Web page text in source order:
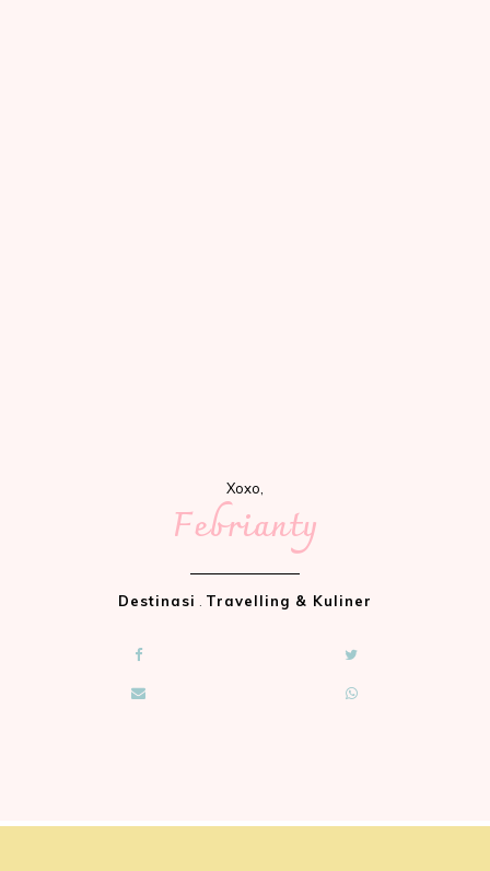
Xoxo,
Febrianty
Destinasi Travelling & Kuliner